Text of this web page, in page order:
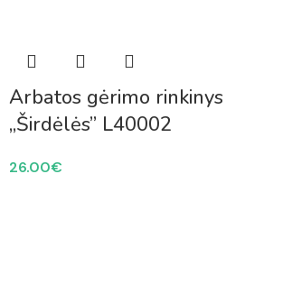
Arbatos gėrimo rinkinys
„Širdėlės” L40002
26.00€